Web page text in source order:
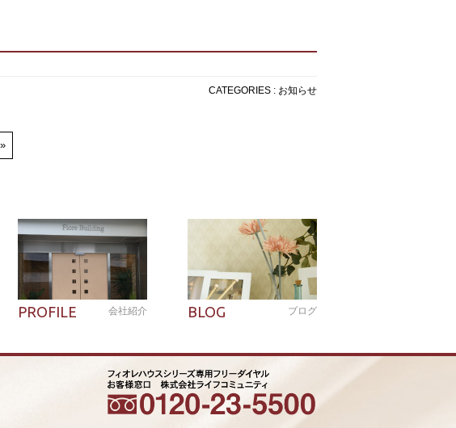
CATEGORIES : お知らせ
PROFILE 会社紹介 BLOG ブログ